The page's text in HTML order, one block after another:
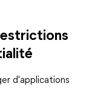
d'applications